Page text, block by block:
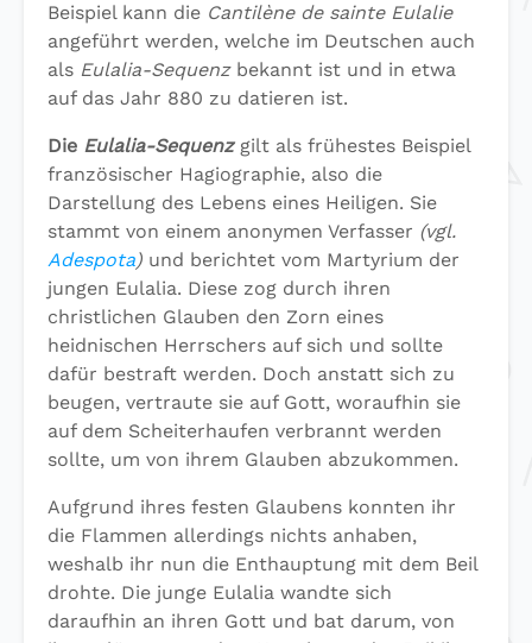
Beispiel kann die Cantilène de sainte Eulalie
angeführt werden, welche im Deutschen auch
als Eulalia-Sequenzbekannt ist und in etwa
auf das Jahr 880 zu datieren ist.
Die Eulalia-Sequenzgilt als frühestes Beispiel
französischer Hagiographie, also die
Darstellung des Lebens eines Heiligen. Sie
stammt von einem anonymen Verfasser (vgl.
Adespota) und berichtet vom Martyrium der
jungen Eulalia. Diese zog durch ihren
christlichen Glauben den Zorn eines
heidnischen Herrschers auf sich und sollte
dafür bestraft werden. Doch anstatt sich zu
beugen, vertraute sie auf Gott, woraufhin sie
auf dem Scheiterhaufen verbrannt werden
sollte, um von ihrem Glauben abzukommen.
Aufgrund ihres festen Glaubens konnten ihr
die Flammen allerdings nichts anhaben,
weshalb ihr nun die Enthauptung mit dem Beil
drohte. Die junge Eulalia wandte sich
daraufhin an ihren Gott und bat darum, von